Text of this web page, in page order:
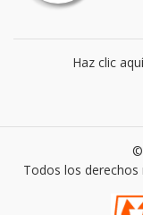
Haz clic
©
Todos los derechos